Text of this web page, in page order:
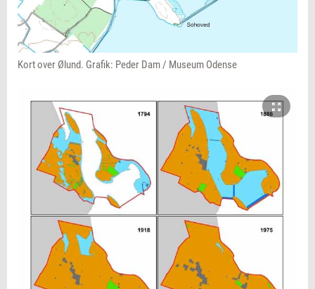
Kort over Ølund. Grafik: Peder Dam / Museum Odense